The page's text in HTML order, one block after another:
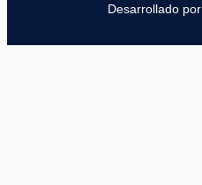
Desarrollado por